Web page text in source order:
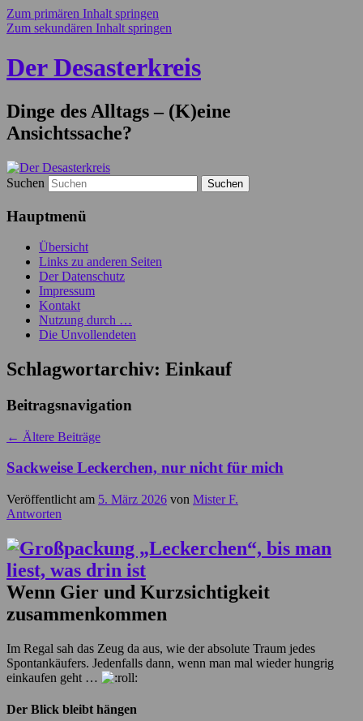
Zum primären Inhalt springen
Zum sekundären Inhalt springen
Der Desasterkreis
Dinge des Alltags – (K)eine
Ansichtssache?
Suchen
Hauptmenü
Übersicht
Links zu anderen Seiten
Der Datenschutz
Impressum
Kontakt
Nutzung durch …
Die Unvollendeten
Schlagwortarchiv: Einkauf
Beitragsnavigation
← Ältere Beiträge
Sackweise Leckerchen, nur nicht für mich
Veröffentlicht am 5. März 2026 von Mister F.
Antworten
Wenn Gier und Kurzsichtigkeit
zusammenkommen
Im Regal sah das Zeug da aus, wie der absolute Traum jedes
Spontankäufers. Jedenfalls dann, wenn man mal wieder hungrig
einkaufen geht …
Der Blick bleibt hängen